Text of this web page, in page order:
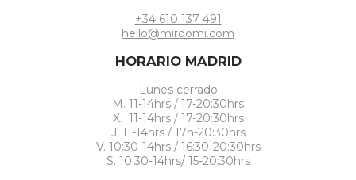
+34 610 137 491
hello@miroomi.com
HORARIO MADRID
Lunes cerrado
M. 11-14hrs / 17-20:30hrs
X. 11-14hrs / 17-20:30hrs
J. 11-14hrs / 17h-20:30hrs
V. 10:30-14hrs / 16:30-20:30hrs
S. 10:30-14hrs/ 15-20:30hrs